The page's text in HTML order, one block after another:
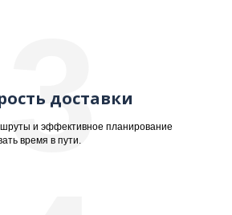
доставки
и эффективное планирование
время в пути.
3